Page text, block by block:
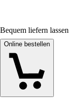
Bequem liefern lassen
Online bestellen